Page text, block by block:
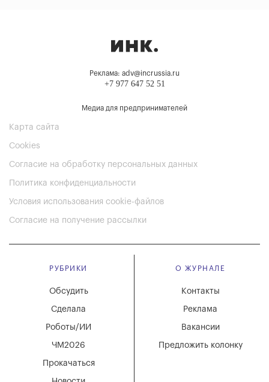
Реклама: adv@incrussia.ru
+7 977 647 52 51
Медиа для предпринимателей
Карта сайта
Cookies
Согласие на обработку персональных данных
Политика конфиденциальности
Условия использования cookie-файлов
Согласие на получение рассылки
РУБРИКИ
Обсудить
Сделала
Роботы/ИИ
ЧМ2026
Прокачаться
О ЖУРНАЛЕ
Вакансии
Реклама
Контакты
Предложить колонку